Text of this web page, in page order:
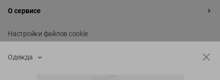
О сервисе
Настройки файлов cookie
Одежда